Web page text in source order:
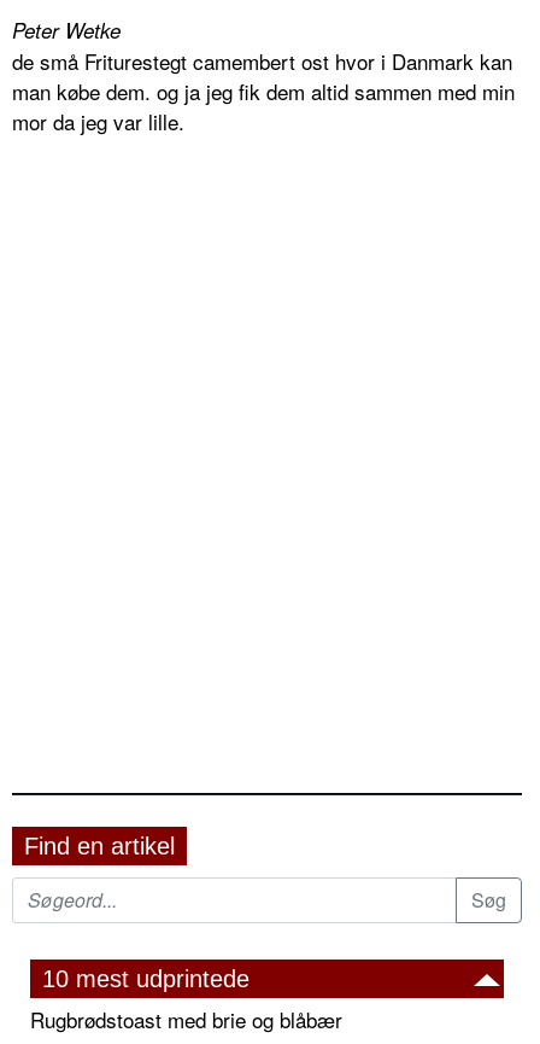
Peter Wetke
de små Friturestegt camembert ost hvor i Danmark kan
man købe dem. og ja jeg fik dem altid sammen med min
mor da jeg var lille.
Find en artikel
10 mest udprintede
Rugbrødstoast med brie og blåbær